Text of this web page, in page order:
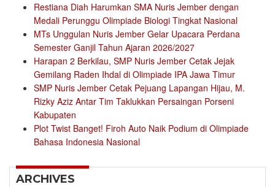
Restiana Diah Harumkan SMA Nuris Jember dengan
Medali Perunggu Olimpiade Biologi Tingkat Nasional
MTs Unggulan Nuris Jember Gelar Upacara Perdana
Semester Ganjil Tahun Ajaran 2026/2027
Harapan 2 Berkilau, SMP Nuris Jember Cetak Jejak
Gemilang Raden Ihdal di Olimpiade IPA Jawa Timur
SMP Nuris Jember Cetak Pejuang Lapangan Hijau, M.
Rizky Aziz Antar Tim Taklukkan Persaingan Porseni
Kabupaten
Plot Twist Banget! Firoh Auto Naik Podium di Olimpiade
Bahasa Indonesia Nasional
ARCHIVES